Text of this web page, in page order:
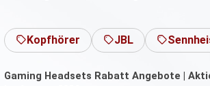
Kopfhörer JBL
Gaming Headsets Rabatt Angebote |